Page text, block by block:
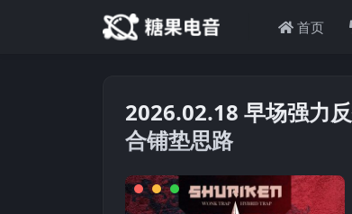
首页
2026.02.18 早场强力
合铺垫思路